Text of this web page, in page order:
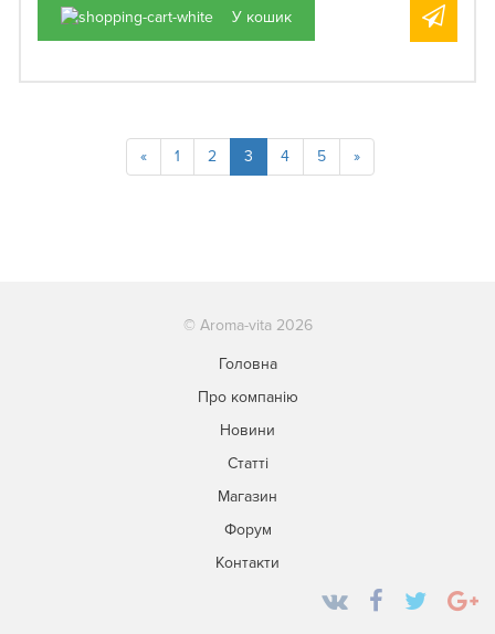
У кошик
« 1 2 3 4 5 »
© Aroma-vita 2026
Головна
Про компанію
Новини
Статті
Магазин
Форум
Контакти